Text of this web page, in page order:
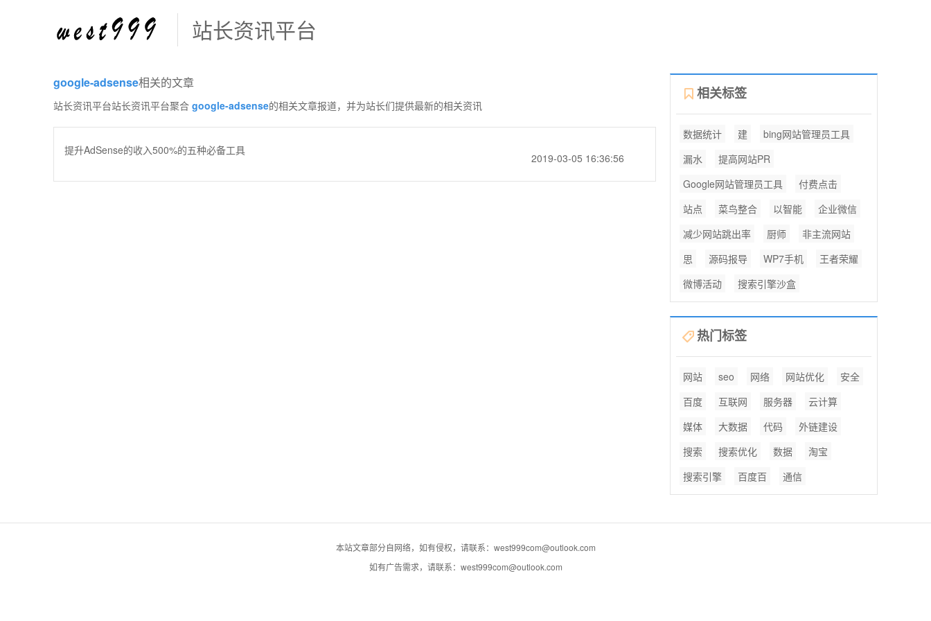
站长资讯平台
google-adsense相关的文章
站长资讯平台站长资讯平台聚合 google-adsense的相关文章报道，并为站长们提供最新的相关资讯
提升AdSense的收入500%的五种必备工具
2019-03-05 16:36:56
相关标签
数据统计 建
bing网站管理员工具
漏水
提高网站PR
Google网站管理员工具
付费点击
站点
菜鸟整合 以智能
企业微信
减少网站跳出率
厨师
非主流网站
思
源码报导 WP7手机
王者荣耀
微博活动
搜索引擎沙盒
热门标签
网站 seo 网络 网站优化
安全
百度
互联网 服务器
云计算
媒体
大数据 代码
外链建设
搜索
搜索优化 数据
淘宝
搜索引擎
百度百 通信
本站文章部分自网络，如有侵权，请联系：west999com@outlook.com
如有广告需求，请联系：west999com@outlook.com